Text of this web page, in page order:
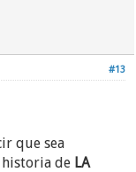
#13
que sea
historia de LA